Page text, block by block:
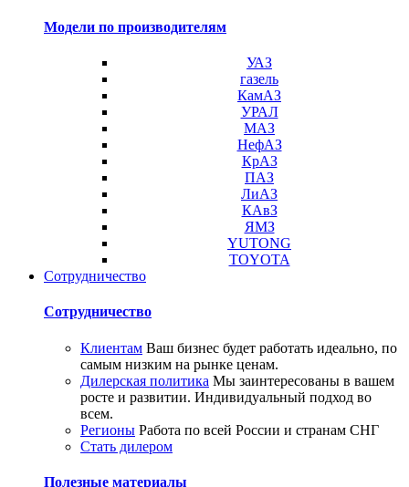
Модели по производителям
УАЗ
газель
КамАЗ
УРАЛ
МАЗ
НефАЗ
КрАЗ
ПАЗ
ЛиАЗ
КАвЗ
ЯМЗ
YUTONG
TOYOTA
Сотрудничество
Сотрудничество
Клиентам Ваш бизнес будет работать идеально, по
самым низким на рынке ценам.
Дилерская политика Мы заинтересованы в вашем
росте и развитии. Индивидуальный подход во
всем.
Регионы Работа по всей России и странам СНГ
Стать дилером
Полезные материалы